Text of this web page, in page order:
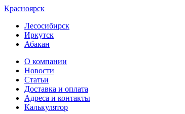
Красноярск
Лесосибирск
Иркутск
Абакан
О компании
Новости
Статьи
Доставка и оплата
Адреса и контакты
Калькулятор